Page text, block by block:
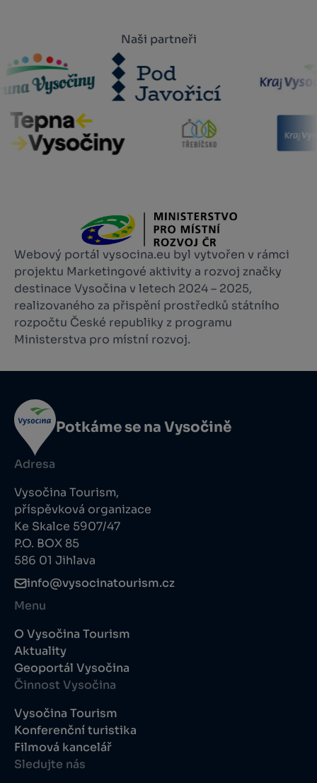
Naši partneři
Webový portál vysocina.eu byl vytvořen v rámci
projektu Marketingové aktivity a rozvoj značky
destinace Vysočina v letech 2024 – 2025,
realizovaného za přispění prostředků státního
rozpočtu České republiky z programu
Ministerstva pro místní rozvoj.
Potkáme se na Vysočině
Adresa
Vysočina Tourism,
příspěvková organizace
Ke Skalce 5907/47
P.O. BOX 85
586 01 Jihlava
info@vysocinatourism.cz
Menu
O Vysočina Tourism
Aktuality
Geoportál Vysočina
Činnost Vysočina
Vysočina Tourism
Konferenční turistika
Filmová kancelář
Sledujte nás